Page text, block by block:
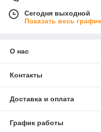
Сегодня выходной
Показать весь
О нас
Контакты
Доставка и оплата
График работы